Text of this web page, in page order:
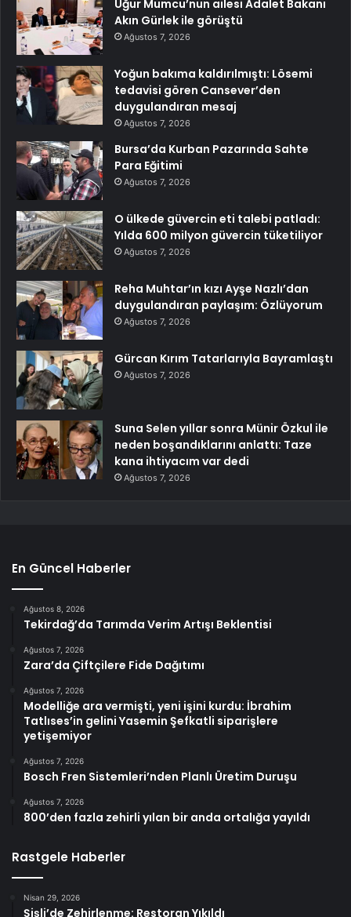
Uğur Mumcu’nun ailesi Adalet Bakanı
Akın Gürlek ile görüştü
Ağustos 7, 2026
Yoğun bakıma kaldırılmıştı: Lösemi
tedavisi gören Cansever’den
duygulandıran mesaj
Ağustos 7, 2026
Bursa’da Kurban Pazarında Sahte
Para Eğitimi
Ağustos 7, 2026
O ülkede güvercin eti talebi patladı:
Yılda 600 milyon güvercin tüketiliyor
Ağustos 7, 2026
Reha Muhtar’ın kızı Ayşe Nazlı’dan
duygulandıran paylaşım: Özlüyorum
Ağustos 7, 2026
Gürcan Kırım Tatarlarıyla Bayramlaştı
Ağustos 7, 2026
Suna Selen yıllar sonra Münir Özkul ile
neden boşandıklarını anlattı: Taze
kana ihtiyacım var dedi
Ağustos 7, 2026
En Güncel Haberler
Ağustos 8, 2026
Tekirdağ’da Tarımda Verim Artışı Beklentisi
Ağustos 7, 2026
Zara’da Çiftçilere Fide Dağıtımı
Ağustos 7, 2026
Modelliğe ara vermişti, yeni işini kurdu: İbrahim
Tatlıses’in gelini Yasemin Şefkatli siparişlere
yetişemiyor
Ağustos 7, 2026
Bosch Fren Sistemleri’nden Planlı Üretim Duruşu
Ağustos 7, 2026
800’den fazla zehirli yılan bir anda ortalığa yayıldı
Rastgele Haberler
Nisan 29, 2026
Şişli’de Zehirlenme: Restoran Yıkıldı